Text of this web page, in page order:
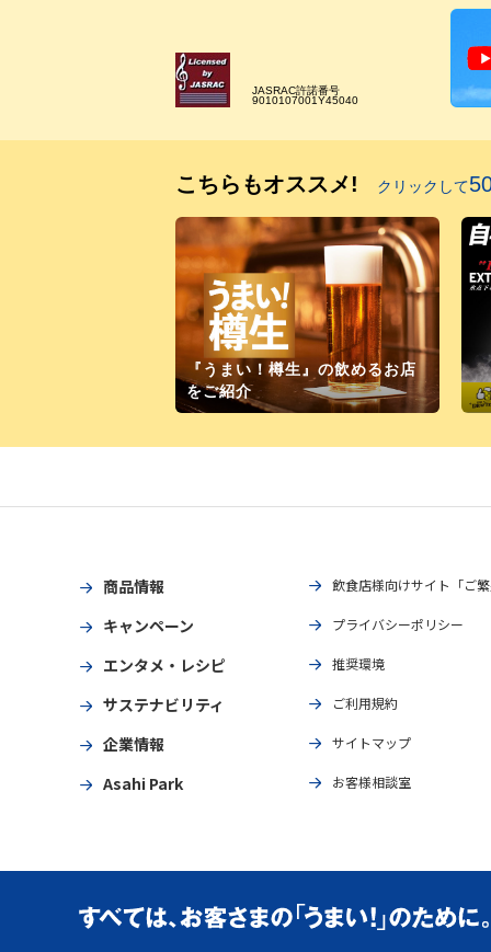
JASRAC許諾番号
9010107001Y45040
こちらもオススメ! クリックして
『うまい！樽生』の飲めるお店
をご紹介
商品情報
キャンペーン
エンタメ・レシピ
サステナビリティ
企業情報
Asahi Park
飲食店様向けサイト「ご
プライバシーポリシー
推奨環境
ご利用規約
サイトマップ
お客様相談室